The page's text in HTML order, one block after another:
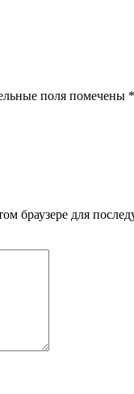
поля помечены *
браузере для